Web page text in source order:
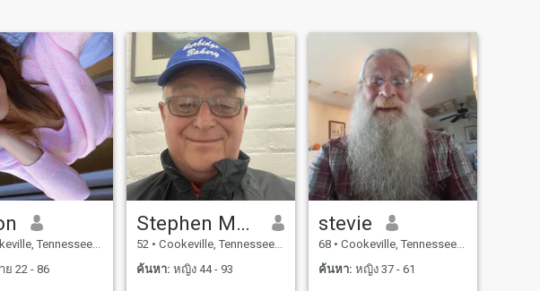
Tennessee, สหรัฐอเมริกา
ย 22 - 86
Stephen Maddison
52 • Cookeville, Tennessee, สหรัฐอเมริกา
ค้นหา: หญิง 44 - 93
stevie
68 • Cookeville, Tennessee, สหรัฐอเมริกา
ค้นหา: หญิง 37 - 61